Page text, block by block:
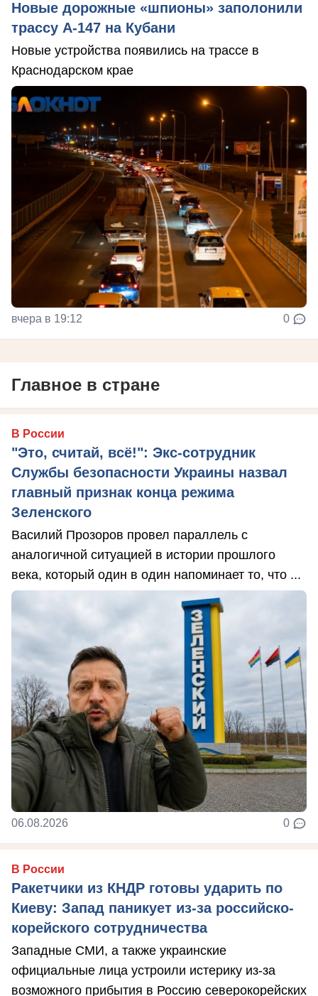
Новые дорожные «шпионы» заполонили
трассу А-147 на Кубани
Новые устройства появились на трассе в
Краснодарском крае
вчера в 19:12 0
Главное в стране
В России
"Это, считай, всё!": Экс-сотрудник
Службы безопасности Украины назвал
главный признак конца режима
Зеленского
Василий Прозоров провел параллель с
аналогичной ситуацией в истории прошлого
века, который один в один напоминает то, что ...
06.08.2026 0
В России
Ракетчики из КНДР готовы ударить по
Киеву: Запад паникует из-за российско-
корейского сотрудничества
Западные СМИ, а также украинские
официальные лица устроили истерику из-за
возможного прибытия в Россию северокорейских